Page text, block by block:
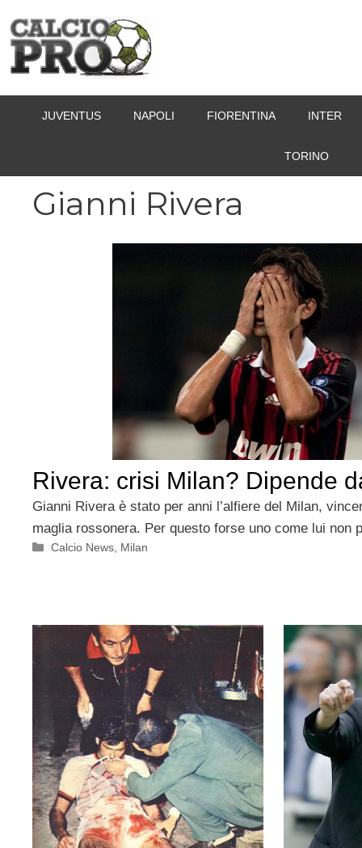
contenuto
JUVENTUS NAPOLI FIORENTINA INTER
TORINO
Gianni Rivera
Rivera: crisi Milan? Dipende
Gianni Rivera è stato per anni l’alfiere del Milan,
maglia rossonera. Per questo forse uno come lui non
Categorie
Calcio News Milan